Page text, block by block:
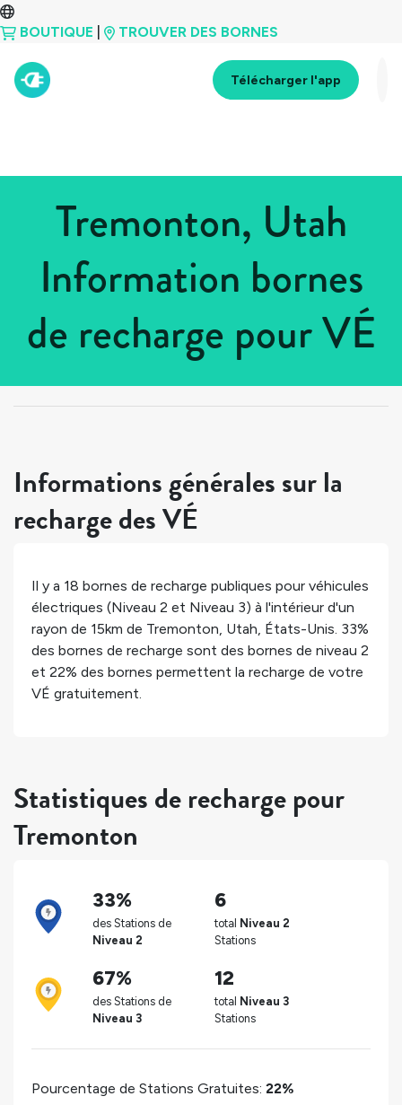
BOUTIQUE TROUVER DES BORNES
Télécharger l'app
Tremonton, Utah
Information bornes
de recharge pour VÉ
États-Unis > Utah
Informations générales sur la
recharge des VÉ
Il y a 18 bornes de recharge publiques pour véhicules
électriques (Niveau 2 et Niveau 3) à l'intérieur d'un
rayon de 15km de Tremonton, Utah, États-Unis. 33%
des bornes de recharge sont des bornes de niveau 2
et 22% des bornes permettent la recharge de votre
VÉ gratuitement.
Statistiques de recharge pour
Tremonton
33%
des Stations de
Niveau 2
6
total Niveau 2
Stations
67%
des Stations de
Niveau 3
12
total Niveau 3
Stations
Pourcentage de Stations Gratuites: 22%